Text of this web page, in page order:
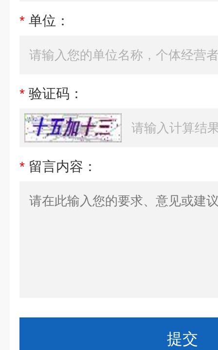
* 单位：
* 验证码：
* 留言内容：